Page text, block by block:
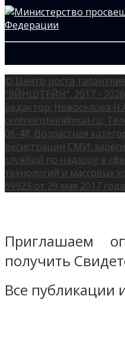
© Центр роста
"ЭЙНШТЕЙН", 2017 -
редактор: Новоселова
centreinstein@mail.ru,
06-48, Возрастная
регистрации СМИ:
службой по надзору в
технологий и массовых
69923 от 29 мая 2017 года
Приглашаем
получить
Все публикации